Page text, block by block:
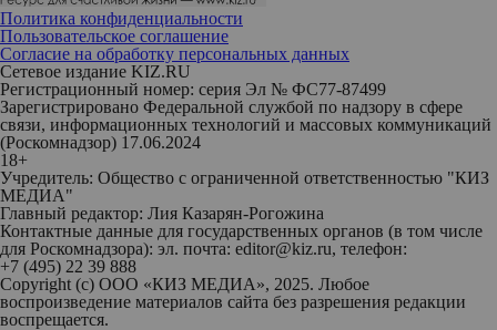
Политика конфиденциальности
Пользовательское соглашение
Согласие на обработку персональных данных
Сетевое издание KIZ.RU
Регистрационный номер: серия Эл № ФС77-87499
Зарегистрировано Федеральной службой по надзору в сфере
связи, информационных технологий и массовых коммуникаций
(Роскомнадзор) 17.06.2024
18+
Учредитель: Общество с ограниченной ответственностью "КИЗ
МЕДИА"
Главный редактор: Лия Казарян-Рогожина
Контактные данные для государственных органов (в том числе
для Роскомнадзора): эл. почта: editor@kiz.ru, телефон:
+7 (495) 22 39 888
Copyright (с) ООО «КИЗ МЕДИА», 2025. Любое
воспроизведение материалов сайта без разрешения редакции
воспрещается.